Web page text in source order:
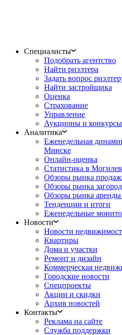
Специалисты
Подобрать агентство
Найти риэлтера
Задать вопрос
Найти застройщика
Оценка
Страхование
Управление
Аукционы и конкурсы
Аналитика
Еженедельная
Минске
Онлайн-оценка
Статистика в
Обзоры рынка
Обзоры рынка
Обзоры рынка аренды
Тенденции и итоги
Еженедельные
Новости
Новости
Квартиры
Дома и участки
Ремонт и дизайн
Коммерческая
Городские новости
Спецпроекты
Акции и скидки
Архив новостей
Контакты
Реклама на сайте
Служба поддержки